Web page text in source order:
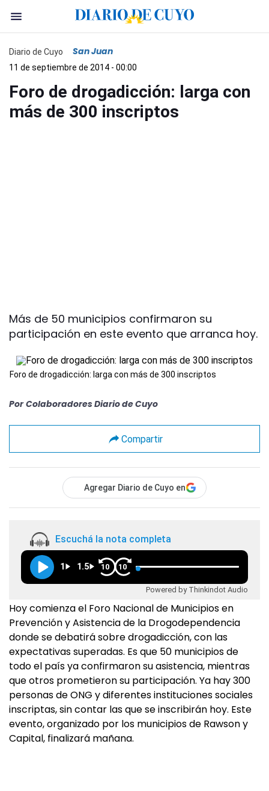
Diario de Cuyo San Juan
11 de septiembre de 2014 - 00:00
Foro de drogadicción: larga con
más de 300 inscriptos
Más de 50 municipios confirmaron su
participación en este evento que arranca hoy.
Foro de drogadicción: larga con más de 300 inscriptos
Por Colaboradores Diario de Cuyo
Compartir
Agregar Diario de Cuyo en
Escuchá la nota completa
1 1.5 10 10
Powered by Thinkindot Audio
Hoy comienza el Foro Nacional de Municipios en
Prevención y Asistencia de la Drogodependencia
donde se debatirá sobre drogadicción, con las
expectativas superadas. Es que 50 municipios de
todo el país ya confirmaron su asistencia, mientras
que otros prometieron su participación. Ya hay 300
personas de ONG y diferentes instituciones sociales
inscriptas, sin contar las que se inscribirán hoy. Este
evento, organizado por los municipios de Rawson y
Capital, finalizará mañana.